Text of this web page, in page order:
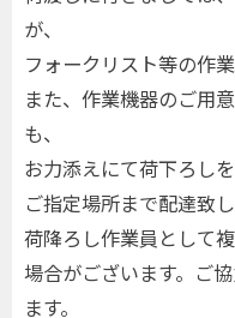
が、
フォークリスト等の作
また、作業機器のご用
も、
お力添えにて荷下ろし
ご指定場所まで配達致
荷降ろし作業員として
場合がございます。ご
ます。